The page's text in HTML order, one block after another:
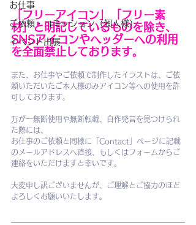
お仕事
ご依頼・コミッション（個人様）
イベント出展
「フリーアイコン」「フリー素
材」と明記しているものを除き、
SNSアイコンやヘッダーへの利用
を全面禁止しております。
また、お仕事やご依頼で制作したイラストは、ご依
頼いただいたご本人様のみアイコン等への使用を許
可しております。
万が一無断使用や無断転載、自作発言を見つけられ
た際には、
お仕事のご依頼と同様に「Contact」ページに記載
のメールアドレスへ直接、もしくはフォームからご
連絡をいただけますと幸いです。
大変申し訳ございませんが、ご理解とご協力のほど
よろしくお願いいたします。